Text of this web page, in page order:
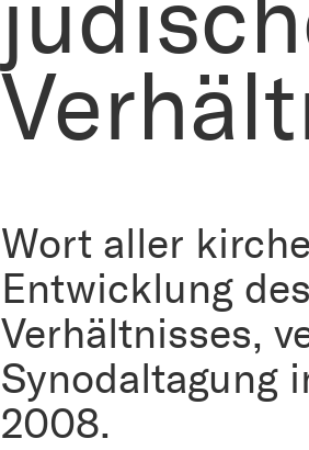
Wort aller
Entwicklung
Verhältnisses,
Synodaltagung
2008.